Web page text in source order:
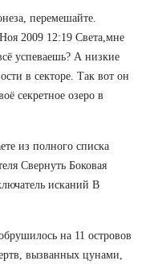
перемешайте.
2009 12:19 Света,мне
успеваешь? А низкие
в секторе. Так вот он
секретное озеро в
из полного списка
Свернуть Боковая
исканий В
на 11 островов
вызванных цунами,